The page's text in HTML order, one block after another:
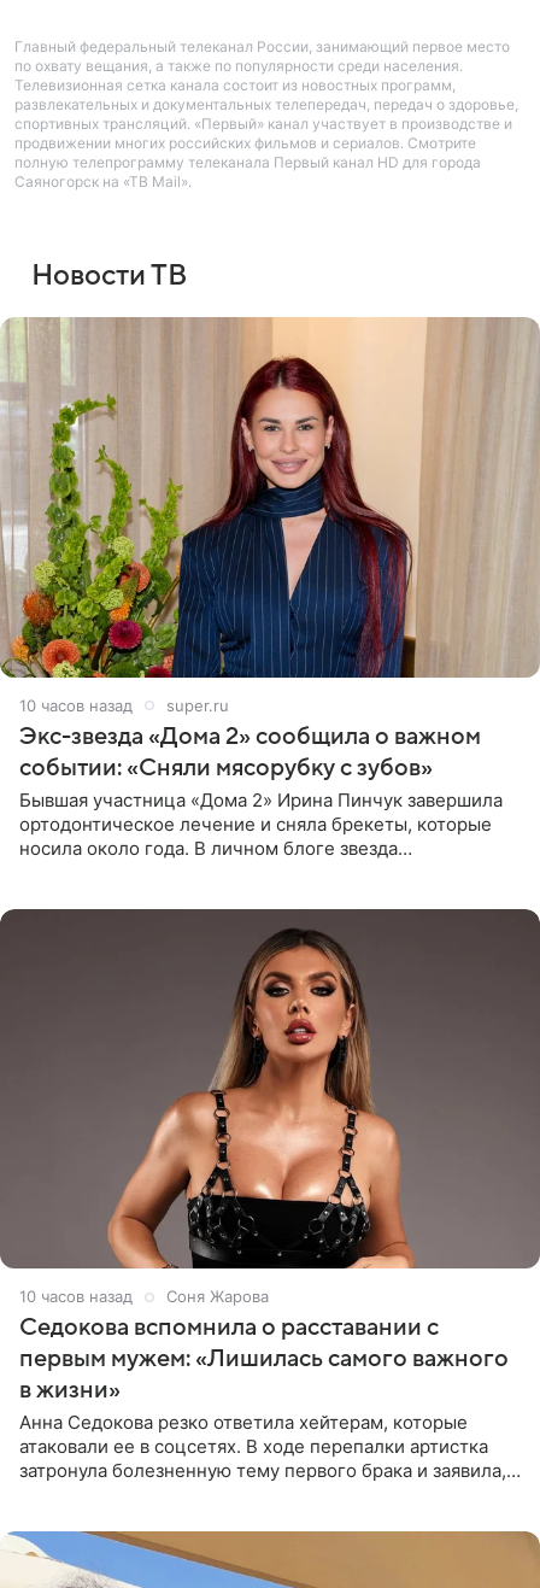
Главный федеральный телеканал России, занимающий первое место
по охвату вещания, а также по популярности среди населения.
Телевизионная сетка канала состоит из новостных программ,
развлекательных и документальных телепередач, передач о здоровье,
спортивных трансляций. «Первый» канал участвует в производстве и
продвижении многих российских фильмов и сериалов. Смотрите
полную телепрограмму телеканала Первый канал HD для города
Саяногорск на «ТВ Mail».
Новости ТВ
10 часов назад super.ru
Экс-звезда «Дома 2» сообщила о важном
событии: «Сняли мясорубку с зубов»
Бывшая участница «Дома 2» Ирина Пинчук завершила
ортодонтическое лечение и сняла брекеты, которые
носила около года. В личном блоге звезда
10 часов назад Соня Жарова
Седокова вспомнила о расставании с
первым мужем: «Лишилась самого важного
в жизни»
Анна Седокова резко ответила хейтерам, которые
атаковали ее в соцсетях. В ходе перепалки артистка
затронула болезненную тему первого брака и заявила,